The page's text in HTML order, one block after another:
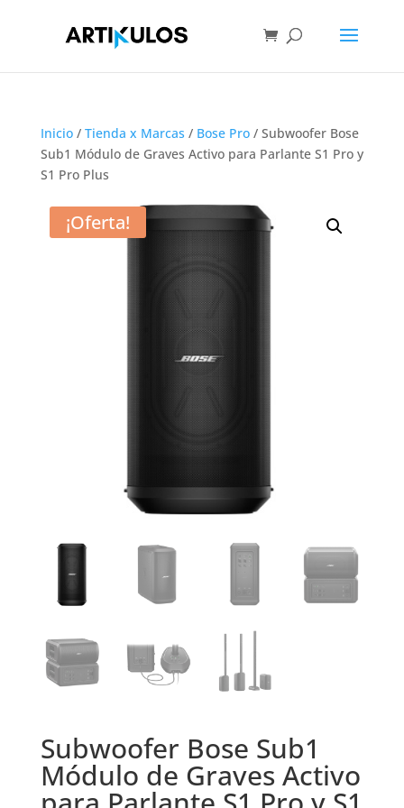
Inicio/ Tienda x Marcas / Bose Pro/ Subwoofer Bose
Sub1 Módulo de Graves Activo para Parlante S1 Pro y
S1 Pro Plus
¡Oferta!
Subwoofer Bose Sub1
Módulo de Graves Activo